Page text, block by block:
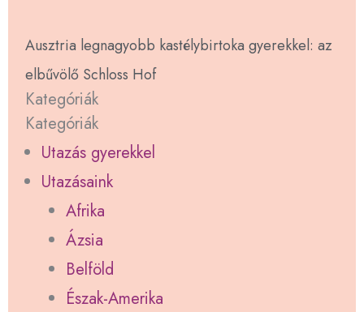
Ausztria legnagyobb kastélybirtoka gyerekkel: az
elbűvölő Schloss Hof
Kategóriák
Kategóriák
Utazás gyerekkel
Utazásaink
Afrika
Ázsia
Belföld
Észak-Amerika